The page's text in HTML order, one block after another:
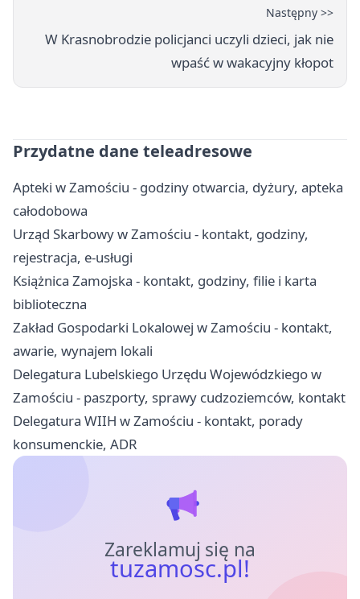
Następny >>
W Krasnobrodzie policjanci uczyli dzieci, jak nie
wpaść w wakacyjny kłopot
Przydatne dane teleadresowe
Apteki w Zamościu - godziny otwarcia, dyżury, apteka
całodobowa
Urząd Skarbowy w Zamościu - kontakt, godziny,
rejestracja, e-usługi
Książnica Zamojska - kontakt, godziny, filie i karta
biblioteczna
Zakład Gospodarki Lokalowej w Zamościu - kontakt,
awarie, wynajem lokali
Delegatura Lubelskiego Urzędu Wojewódzkiego w
Zamościu - paszporty, sprawy cudzoziemców, kontakt
Delegatura WIIH w Zamościu - kontakt, porady
konsumenckie, ADR
Zareklamuj się na
tuzamosc.pl!